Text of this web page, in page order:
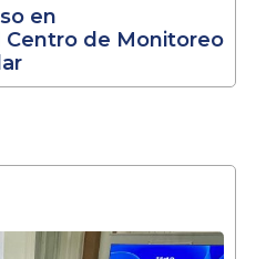
en
de Monitoreo